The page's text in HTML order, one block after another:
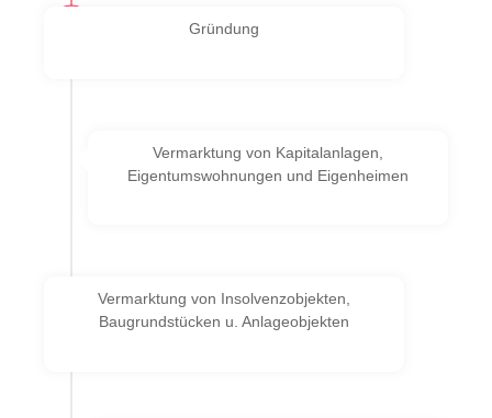
Gründung
Vermarktung von Kapitalanlagen,
Eigentumswohnungen und Eigenheimen
Vermarktung von Insolvenzobjekten,
Baugrundstücken u. Anlageobjekten